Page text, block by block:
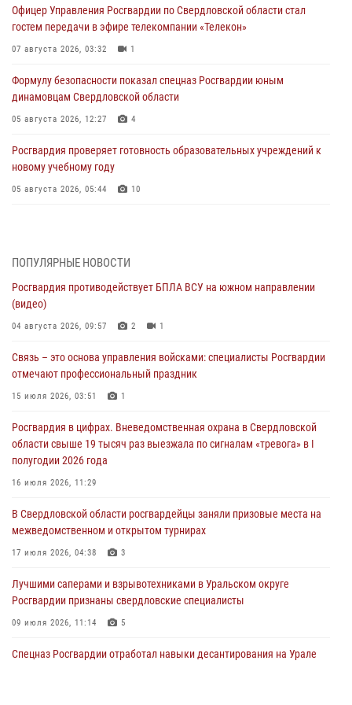
Офицер Управления Росгвардии по Свердловской области стал
гостем передачи в эфире телекомпании «Телекон»
07 августа 2026, 03:32 1
Формулу безопасности показал спецназ Росгвардии юным
динамовцам Свердловской области
05 августа 2026, 12:27 4
Росгвардия проверяет готовность образовательных учреждений к
новому учебному году
05 августа 2026, 05:44 10
04 августа 2026, 09:57 2
Росгвардия приняла участие в обеспечении безопасности Дня
города в Екатеринбурге
03 августа 2026, 07:43 3
Росгвардия приняла участие в межведомственном
антитеррористическом учении в Свердловской области
31 июля 2026, 12:27 1
Росгвардия обеспечивает безопасность граждан на южном
направлении
31 июля 2026, 06:56
рассказал об итогах работы подразделения в эфире телекомпании
«Телекон»
30 июля 2026, 11:33 1
ПОПУЛЯРНЫЕ НОВОСТИ
Росгвардия противодействует БПЛА ВСУ на южном направлении
(видео)
04 августа 2026, 09:57 2 1
Связь – это основа управления войсками: специалисты Росгвардии
отмечают профессиональный праздник
15 июля 2026, 03:51 1
Росгвардия в цифрах. Вневедомственная охрана в Свердловской
области свыше 19 тысяч раз выезжала по сигналам «тревога» в I
полугодии 2026 года
16 июля 2026, 11:29
В Свердловской области росгвардейцы заняли призовые места на
межведомственном и открытом турнирах
17 июля 2026, 04:38 3
Лучшими саперами и взрывотехниками в Уральском округе
Росгвардии признаны свердловские специалисты
09 июля 2026, 11:14 5
Спецназ Росгвардии отработал навыки десантирования на Урале